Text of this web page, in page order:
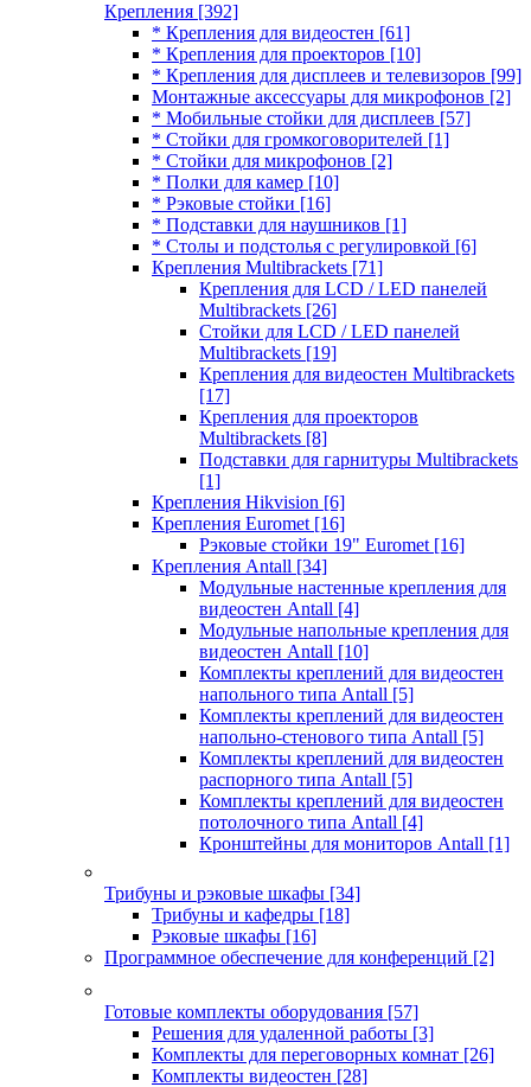
Крепления [392]
* Крепления для видеостен [61]
* Крепления для проекторов [10]
* Крепления для дисплеев и телевизоров [99]
Монтажные аксессуары для микрофонов [2]
* Мобильные стойки для дисплеев [57]
* Стойки для громкоговорителей [1]
* Стойки для микрофонов [2]
* Полки для камер [10]
* Рэковые стойки [16]
* Подставки для наушников [1]
* Столы и подстолья с регулировкой [6]
Крепления Multibrackets [71]
Крепления для LCD / LED панелей
Multibrackets [26]
Стойки для LCD / LED панелей
Multibrackets [19]
Крепления для видеостен Multibrackets
[17]
Крепления для проекторов
Multibrackets [8]
Подставки для гарнитуры Multibrackets
[1]
Крепления Hikvision [6]
Крепления Euromet [16]
Рэковые стойки 19" Euromet [16]
Крепления Antall [34]
Модульные настенные крепления для
видеостен Antall [4]
Модульные напольные крепления для
видеостен Antall [10]
Комплекты креплений для видеостен
напольного типа Antall [5]
Комплекты креплений для видеостен
напольно-стенового типа Antall [5]
Комплекты креплений для видеостен
распорного типа Antall [5]
Комплекты креплений для видеостен
потолочного типа Antall [4]
Кронштейны для мониторов Antall [1]
Трибуны и рэковые шкафы [34]
Трибуны и кафедры [18]
Рэковые шкафы [16]
Программное обеспечение для конференций [2]
Готовые комплекты оборудования [57]
Решения для удаленной работы [3]
Комплекты для переговорных комнат [26]
Комплекты видеостен [28]